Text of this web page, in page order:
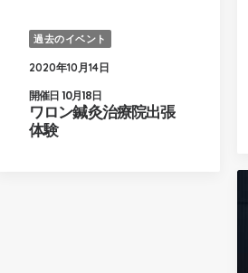
過去のイベント
2020年10月14日
開催日 10月18日
ワロン鍼灸治療院出張
体験